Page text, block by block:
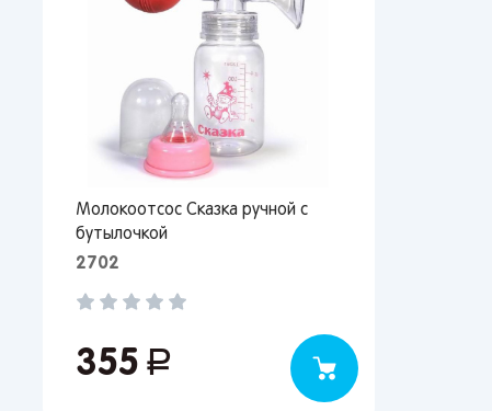
Молокоотсос Сказка ручной с
бутылочкой
2702
355руб.
Я согласен на обработку моих
персональных данных
Красноярск